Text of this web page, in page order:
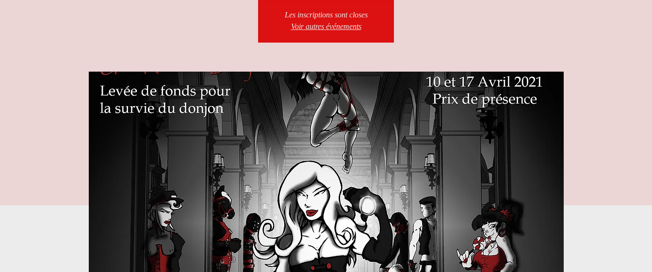
Les inscriptions sont closes
Voir autres événements